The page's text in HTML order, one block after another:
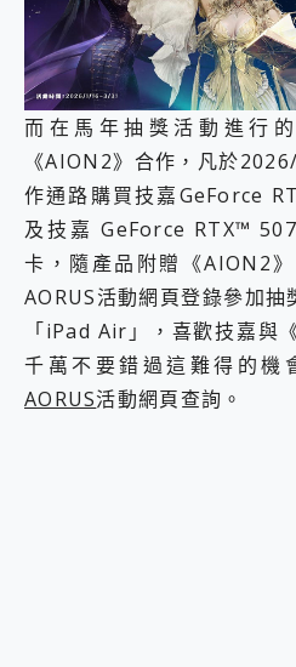
而在馬年抽獎活動進行
《AION2》合作，凡於
作通路購買技嘉GeForce
及技嘉 GeForce RTX™
卡，隨產品附贈《AION2
AORUS活動網頁登錄參加
「iPad Air」，喜歡技嘉與
千萬不要錯過這難得的機
AORUS活動網頁查詢。